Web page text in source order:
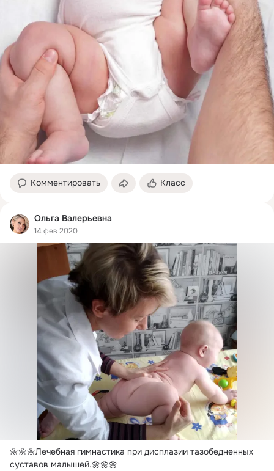
Комментировать Класс
Ольга Валерьевна
14 фев 2020
🌼🌼🌼Лечебная гимнастика при дисплазии тазобедненных
суставов малышей.🌼🌼🌼